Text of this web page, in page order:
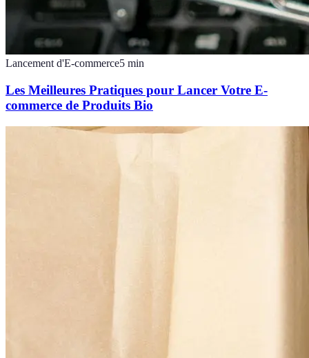
Lancement d'E-commerce5 min
Les Meilleures Pratiques pour Lancer Votre E-
commerce de Produits Bio